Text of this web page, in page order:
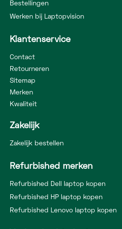
Bestellingen
Werken bij Laptopvision
Klantenservice
Contact
Retourneren
Sitemap
Merken
Kwaliteit
Zakelijk
Zakelijk bestellen
Refurbished merken
Refurbished Dell laptop kopen
Refurbished HP laptop kopen
Refurbished Lenovo laptop kopen